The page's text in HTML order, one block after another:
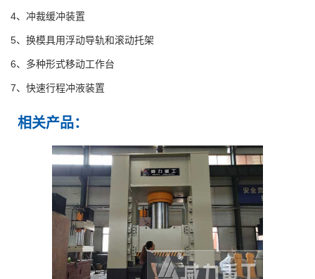
4、冲裁缓冲装置
5、换模具用浮动导轨和滚动托架
6、多种形式移动工作台
7、快速行程冲液装置
相关产品：